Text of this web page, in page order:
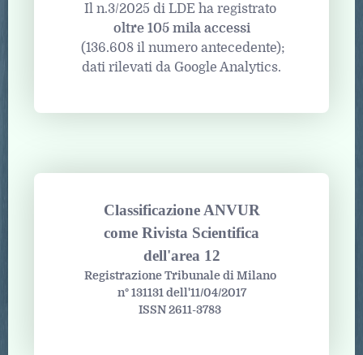
Il n.3/2025 di LDE ha registrato
oltre 105 mila accessi
(136.608 il numero antecedente);
dati rilevati da Google Analytics.
Classificazione ANVUR
come Rivista Scientifica
dell'area 12
Registrazione Tribunale di Milano
n° 131131 dell'11/04/2017
ISSN 2611-3783